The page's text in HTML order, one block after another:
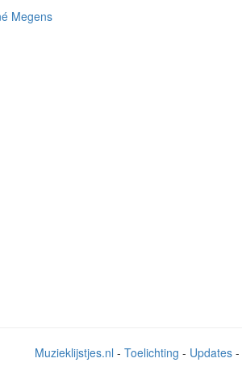
Megens
Muzieklijstjes.nl - Toelichting - Updates-